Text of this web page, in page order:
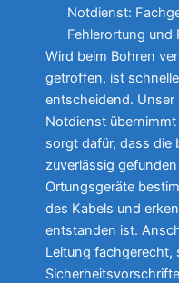
Notdienst:
Fehlerortung und
Wird beim Bohren
getroffen, ist
entscheidend. Unser
Notdienst
sorgt dafür, dass die
zuverlässig
Ortungsgeräte
des Kabels und
entstanden ist.
Leitung fachgerecht,